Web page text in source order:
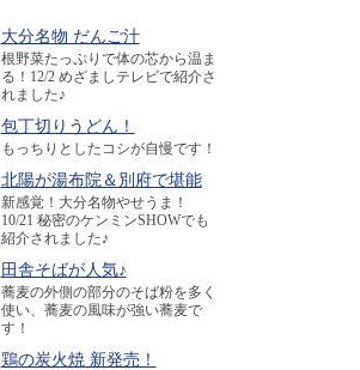
大分名物 だんご汁
根野菜たっぷりで体の芯から温ま
る！12/2 めざましテレビで紹介さ
れました♪
包丁切りうどん！
もっちりとしたコシが自慢です！
北陽が湯布院＆別府で堪能
新感覚！大分名物やせうま！
10/21 秘密のケンミンSHOWでも
紹介されました♪
田舎そばが人気♪
蕎麦の外側の部分のそば粉を多く
使い、蕎麦の風味が強い蕎麦で
す！
鶏の炭火焼 新発売！